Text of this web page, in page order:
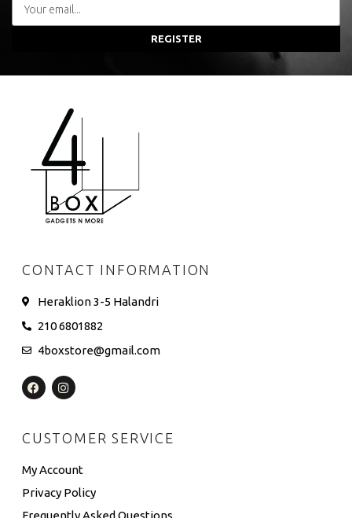
REGISTER
CONTACT INFORMATION
Heraklion 3-5 Halandri
210 6801882
4boxstore@gmail.com
CUSTOMER SERVICE
My Account
Privacy Policy